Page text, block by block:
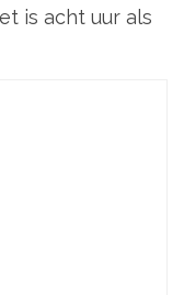
is acht uur als